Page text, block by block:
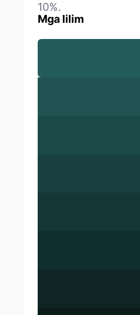
10%.
Mga lilim